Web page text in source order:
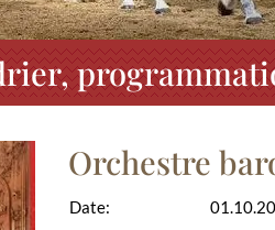
Orchestre
Date: